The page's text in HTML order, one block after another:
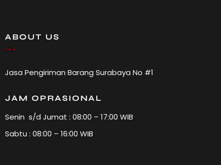
ABOUT US
Jasa Pengiriman Barang Surabaya No #1
JAM OPRASIONAL
Senin s/d Jumat : 08:00 – 17:00 WIB
Sabtu : 08:00 – 16:00 WIB